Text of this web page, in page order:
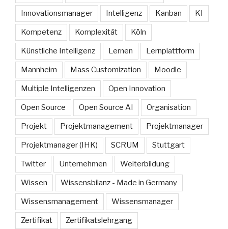
Innovationsmanager Intelligenz Kanban KI
Kompetenz Komplexität Köln
Künstliche Intelligenz Lernen Lernplattform
Mannheim Mass Customization Moodle
Multiple Intelligenzen Open Innovation
Open Source Open Source AI Organisation
Projekt Projektmanagement Projektmanager
Projektmanager (IHK) SCRUM Stuttgart
Twitter Unternehmen Weiterbildung
Wissen Wissensbilanz - Made in Germany
Wissensmanagement Wissensmanager
Zertifikat Zertifikatslehrgang